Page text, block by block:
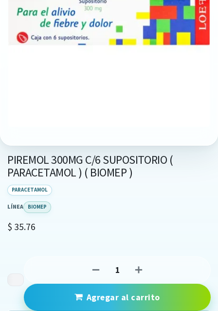
PIREMOL 300MG C/6 SUPOSITORIO (
PARACETAMOL ) ( BIOMEP )
PARACETAMOL
LÍNEA BIOMEP
$ 35.76
Agregar al carrito